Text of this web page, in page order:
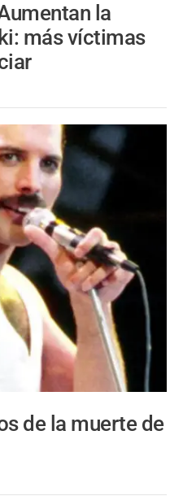
la
más víctimas
de la muerte de